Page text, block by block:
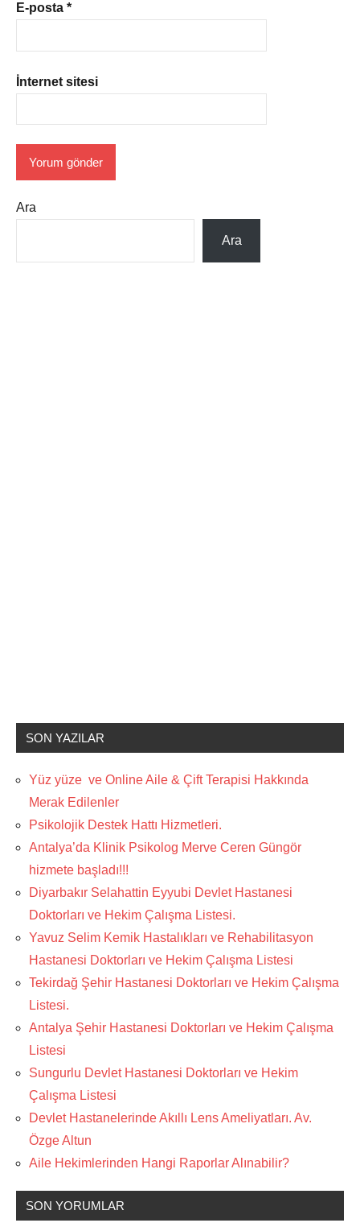
E-posta *
İnternet sitesi
Ara
Ara
SON YAZILAR
Yüz yüze ve Online Aile & Çift Terapisi Hakkında
Merak Edilenler
Psikolojik Destek Hattı Hizmetleri.
Antalya’da Klinik Psikolog Merve Ceren Güngör
hizmete başladı!!!
Diyarbakır Selahattin Eyyubi Devlet Hastanesi
Doktorları ve Hekim Çalışma Listesi.
Yavuz Selim Kemik Hastalıkları ve Rehabilitasyon
Hastanesi Doktorları ve Hekim Çalışma Listesi
Tekirdağ Şehir Hastanesi Doktorları ve Hekim Çalışma
Listesi.
Antalya Şehir Hastanesi Doktorları ve Hekim Çalışma
Listesi
Sungurlu Devlet Hastanesi Doktorları ve Hekim
Çalışma Listesi
Devlet Hastanelerinde Akıllı Lens Ameliyatları. Av.
Özge Altun
Aile Hekimlerinden Hangi Raporlar Alınabilir?
SON YORUMLAR